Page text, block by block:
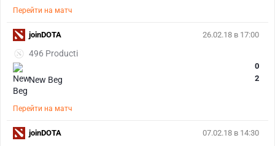
Перейти на матч
26.02.18 в 17:00
496 Producti
New Beg
0
2
Перейти на матч
joinDOTA
07.02.18 в 14:30
joinDOTA